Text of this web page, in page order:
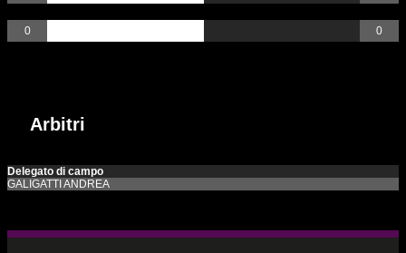
0 0
Arbitri
Delegato di campo
GALIGATTI ANDREA